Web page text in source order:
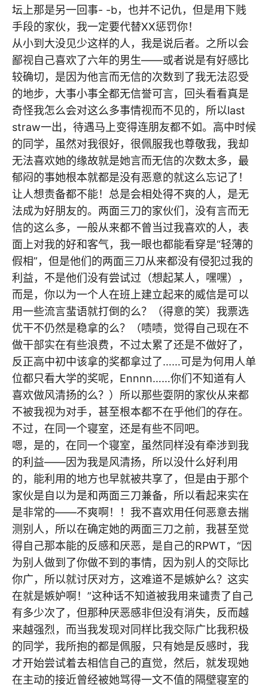
坛上那是另一回事- -b，也并不记仇，但是用下贱
手段的家伙，我一定要代替XX惩罚你！
从小到大没见少这样的人，我是说后者。之所以会
鄙视自己喜欢了六年的男生——或者说是有好感比
较确切，是因为他言而无信的次数到了我无法忍受
的地步，大事小事全都无信誉可言，回头看看真是
奇怪我怎么会对这么多事情视而不见的，所以last
straw一出，待遇马上变得连朋友都不如。高中时候
的同学，虽然对我很好，很佩服我也尊敬我，我却
无法喜欢她的缘故就是她言而无信的次数太多，最
郁闷的事她根本就都是没有恶意的就这么忘记了！
让人想责备都不能！总是会相处得不爽的人，是无
法成为好朋友的。两面三刀的家伙们，没有言而无
信的这么多，一般从来都不曾当过我喜欢的人，表
面上对我的好和客气，我一眼也都能看穿是“轻薄的
假相”，但是他们的两面三刀从来都没有侵犯过我的
利益，不是他们没有尝试过（想起某人，嘿嘿），
而是，你以为一个人在班上建立起来的威信是可以
用一些流言蜚语就打倒的么？（得意的笑）我票选
优干不仍然是稳拿的么？（啧啧，觉得自己现在不
做干部实在有些浪费，不过太累了还是不做好了，
反正高中初中该拿的奖都拿过了……可是为何用人单
位都只看大学的奖呢，Ennnn……你们不知道有人
喜欢做风清扬的么？）所以那些耍阴的家伙从来都
不被我视为对手，甚至根本都不在乎他们的存在。
不过，在同一个寝室，还是有些不同吧。
嗯，是的，在同一个寝室，虽然同样没有牵涉到我
的利益——因为我是风清扬，所以没什么好利用
的，能利用的地方也早就被共享了，但是由于那个
家伙是自以为是和两面三刀兼备，所以看起来实在
是非常的——不爽啊！！我不喜欢用任何恶意去揣
测别人，所以在确定她的两面三刀之前，我甚至觉
得自己那本能的反感和厌恶，是自己的RPWT，“因
为别人做到了你做不到的事情，因为别人的交际比
你广，所以就讨厌对方，这难道不是嫉妒么？这实
在就是嫉妒啊！”这种话不知道被我用来谴责了自己
有多少次了，但那种厌恶感非但没有消失，反而越
来越强烈，而当我发现对同样比我交际广比我积极
的同学，我所抱的都是佩服，只有她是反感时，我
才开始尝试着去相信自己的直觉，然后，就发现她
在主动的接近曾经被她骂得一文不值的隔壁寝室的